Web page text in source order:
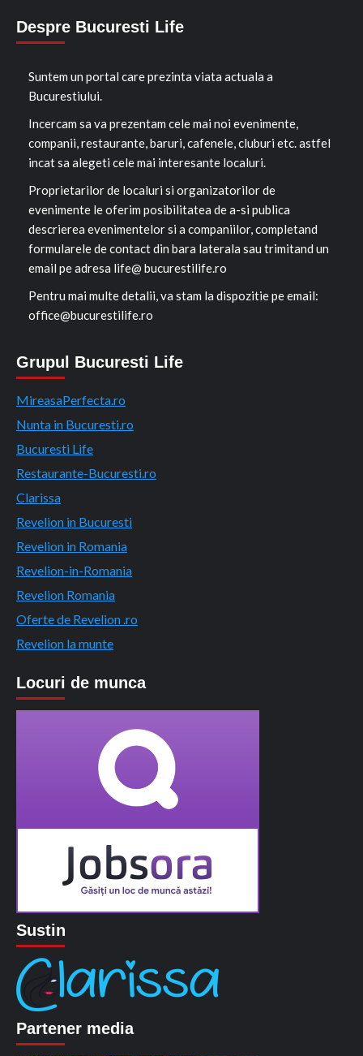
Despre Bucuresti Life
Suntem un portal care prezinta viata actuala a
Bucurestiului.
Incercam sa va prezentam cele mai noi evenimente,
companii, restaurante, baruri, cafenele, cluburi etc. astfel
incat sa alegeti cele mai interesante localuri.
Proprietarilor de localuri si organizatorilor de
evenimente le oferim posibilitatea de a-si publica
descrierea evenimentelor si a companiilor, completand
formularele de contact din bara laterala sau trimitand un
email pe adresa life@ bucurestilife.ro
Pentru mai multe detalii, va stam la dispozitie pe email:
office@bucurestilife.ro
Grupul Bucuresti Life
MireasaPerfecta.ro
Nunta in Bucuresti.ro
Bucuresti Life
Restaurante-Bucuresti.ro
Clarissa
Revelion in Bucuresti
Revelion in Romania
Revelion-in-Romania
Revelion Romania
Oferte de Revelion .ro
Revelion la munte
Locuri de munca
Sustin
Partener media